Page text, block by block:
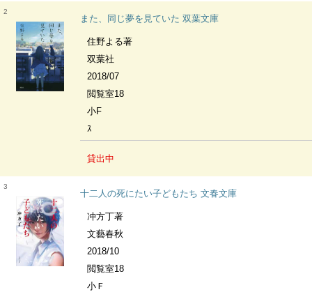
2
また、同じ夢を見ていた 双葉文庫
住野よる著
双葉社
2018/07
閲覧室18
小F
ｽ
貸出中
3
十二人の死にたい子どもたち 文春文庫
冲方丁著
文藝春秋
2018/10
閲覧室18
小Ｆ